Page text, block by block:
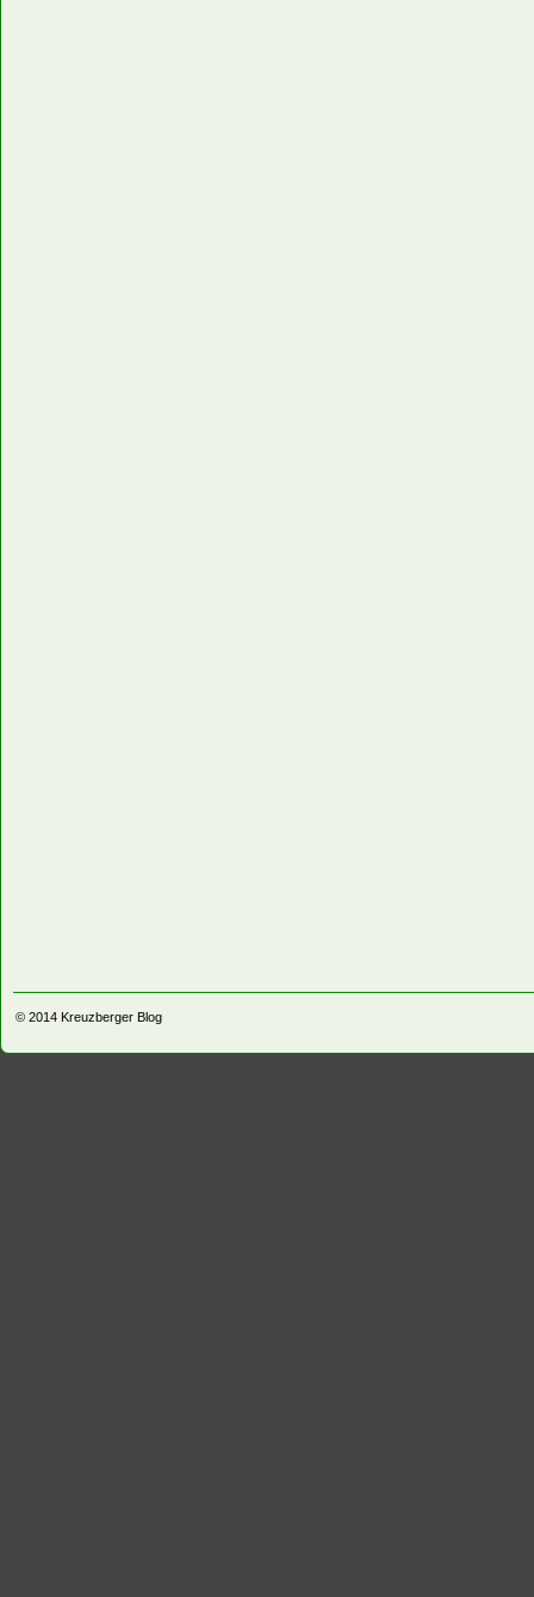
© 2014 Kreuzberger Blog